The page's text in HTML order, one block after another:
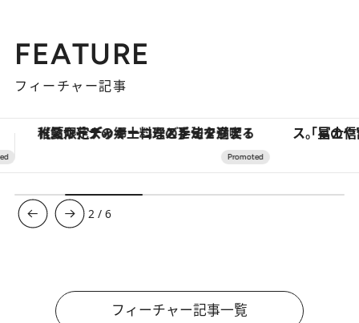
FEATURE
フィーチャー記事
「星のや富士」でデジタルデトックス。冨士信仰の歴史を辿り、心身を調える。 ヴァシュロン・コンスタンタ
3 /6
フィーチャー記事一覧